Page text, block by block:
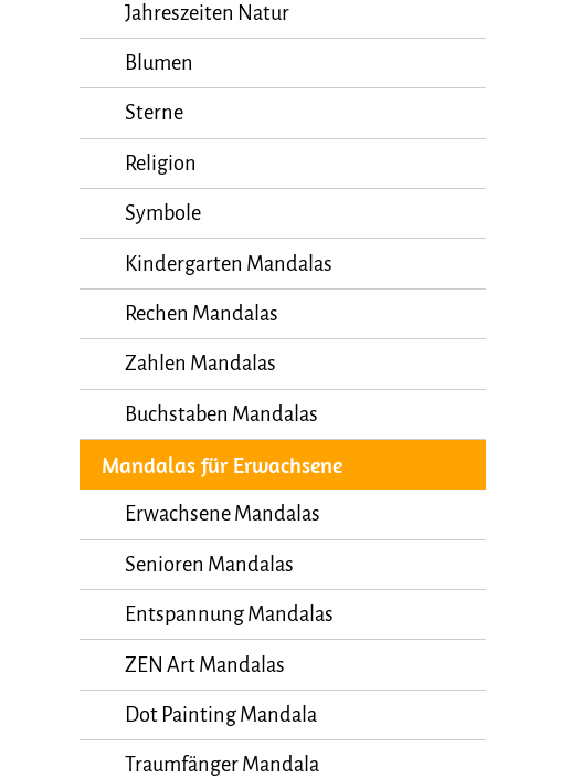
Jahreszeiten Natur
Blumen
Sterne
Religion
Symbole
Kindergarten Mandalas
Rechen Mandalas
Zahlen Mandalas
Buchstaben Mandalas
Mandalas für Erwachsene
Erwachsene Mandalas
Senioren Mandalas
Entspannung Mandalas
ZEN Art Mandalas
Dot Painting Mandala
Traumfänger Mandala